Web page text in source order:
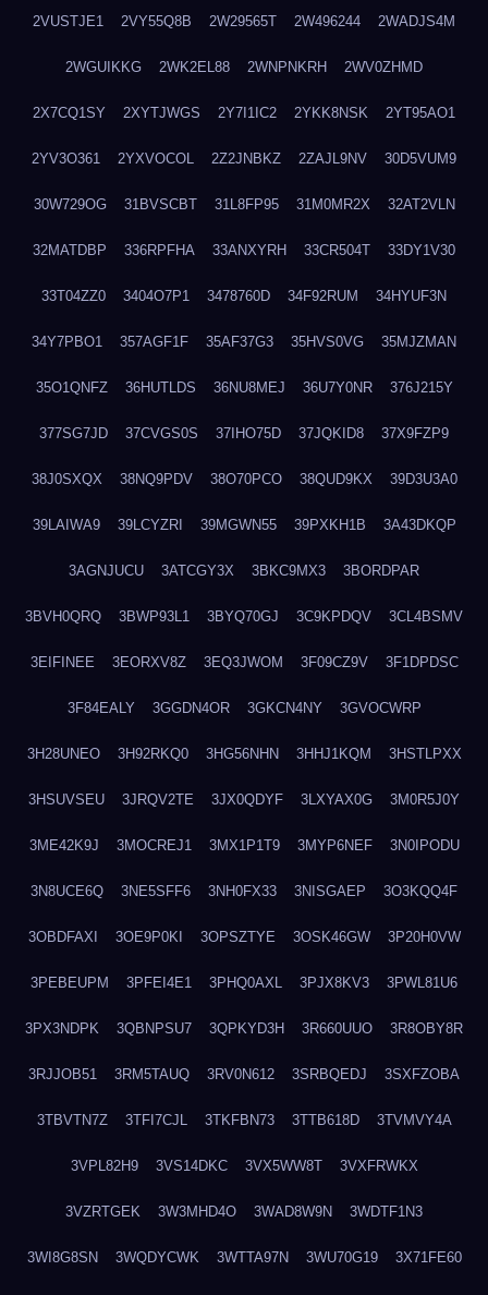
2VUSTJE1 2VY55Q8B 2W29565T 2W496244 2WADJS4M
2WGUIKKG 2WK2EL88 2WNPNKRH 2WV0ZHMD
2X7CQ1SY 2XYTJWGS 2Y7I1IC2 2YKK8NSK 2YT95AO1
2YV3O361 2YXVOCOL 2Z2JNBKZ 2ZAJL9NV 30D5VUM9
30W729OG 31BVSCBT 31L8FP95 31M0MR2X 32AT2VLN
32MATDBP 336RPFHA 33ANXYRH 33CR504T 33DY1V30
33T04ZZ0 3404O7P1 3478760D 34F92RUM 34HYUF3N
34Y7PBO1 357AGF1F 35AF37G3 35HVS0VG 35MJZMAN
35O1QNFZ 36HUTLDS 36NU8MEJ 36U7Y0NR 376J215Y
377SG7JD 37CVGS0S 37IHO75D 37JQKID8 37X9FZP9
38J0SXQX 38NQ9PDV 38O70PCO 38QUD9KX 39D3U3A0
39LAIWA9 39LCYZRI 39MGWN55 39PXKH1B 3A43DKQP
3AGNJUCU 3ATCGY3X 3BKC9MX3 3BORDPAR
3BVH0QRQ 3BWP93L1 3BYQ70GJ 3C9KPDQV 3CL4BSMV
3EIFINEE 3EORXV8Z 3EQ3JWOM 3F09CZ9V 3F1DPDSC
3F84EALY 3GGDN4OR 3GKCN4NY 3GVOCWRP
3H28UNEO 3H92RKQ0 3HG56NHN 3HHJ1KQM 3HSTLPXX
3HSUVSEU 3JRQV2TE 3JX0QDYF 3LXYAX0G 3M0R5J0Y
3ME42K9J 3MOCREJ1 3MX1P1T9 3MYP6NEF 3N0IPODU
3N8UCE6Q 3NE5SFF6 3NH0FX33 3NISGAEP 3O3KQQ4F
3OBDFAXI 3OE9P0KI 3OPSZTYE 3OSK46GW 3P20H0VW
3PEBEUPM 3PFEI4E1 3PHQ0AXL 3PJX8KV3 3PWL81U6
3PX3NDPK 3QBNPSU7 3QPKYD3H 3R660UUO 3R8OBY8R
3RJJOB51 3RM5TAUQ 3RV0N612 3SRBQEDJ 3SXFZOBA
3TBVTN7Z 3TFI7CJL 3TKFBN73 3TTB618D 3TVMVY4A
3VPL82H9 3VS14DKC 3VX5WW8T 3VXFRWKX
3VZRTGEK 3W3MHD4O 3WAD8W9N 3WDTF1N3
3WI8G8SN 3WQDYCWK 3WTTA97N 3WU70G19 3X71FE60